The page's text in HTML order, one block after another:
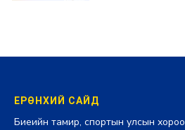
ЕРӨНХИЙ САЙД
Биеийн тамир, спортын улсын хороо